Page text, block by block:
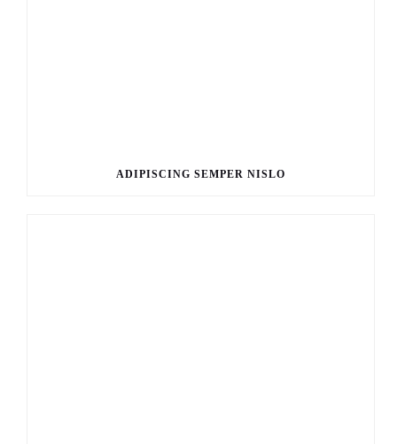
ADIPISCING SEMPER NISLO